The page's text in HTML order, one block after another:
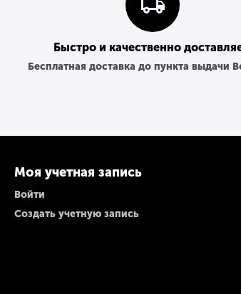
Быстро и качественно
Бесплатная доставка до пункта выдачи
Моя учетная запись
Войти
Создать учетную запись